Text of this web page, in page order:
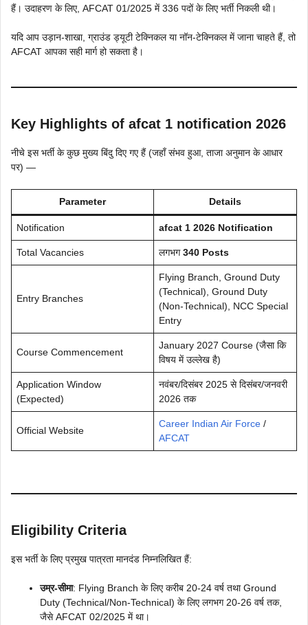
हैं। उदाहरण के लिए, AFCAT 01/2025 में 336 पदों के लिए भर्ती निकली थी।
यदि आप उड़ान-शाखा, ग्राउंड ड्यूटी टेक्निकल या नॉन-टेक्निकल में जाना चाहते हैं, तो
AFCAT आपका सही मार्ग हो सकता है।
Key Highlights of afcat 1 notification 2026
नीचे इस भर्ती के कुछ मुख्य बिंदु दिए गए हैं (जहाँ संभव हुआ, ताजा अनुमान के आधार
पर) —
Parameter Details
Notification afcat 1 2026 Notification
Total Vacancies लगभग340 Posts
Entry Branches
Flying Branch, Ground Duty
(Technical), Ground Duty
(Non-Technical), NCC Special
Entry
Course Commencement
January 2027 Course (जैसा कि
विषय में उल्लेख है)
Application Window
(Expected)
नवंबर/दिसंबर 2025 से दिसंबर/जनवरी
2026 तक
Official Website
Career Indian Air Force /
AFCAT
Eligibility Criteria
इस भर्ती के लिए प्रमुख पात्रता मानदंड निम्नलिखित हैं:
उम्र-सीमा: Flying Branch के लिए करीब 20-24 वर्ष तथा Ground
Duty (Technical/Non-Technical) के लिए लगभग 20-26 वर्ष तक,
जैसे AFCAT 02/2025 में था।